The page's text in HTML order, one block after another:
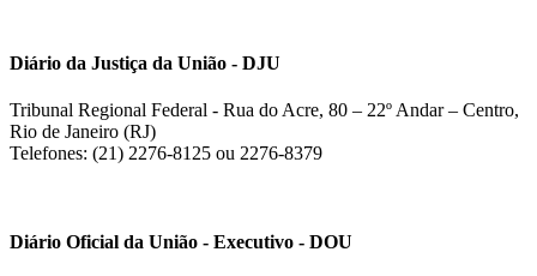
Diário da Justiça da União - DJU
Tribunal Regional Federal - Rua do Acre, 80 – 22º Andar – Centro,
Rio de Janeiro (RJ)
Telefones: (21) 2276-8125 ou 2276-8379
Diário Oficial da União - Executivo - DOU